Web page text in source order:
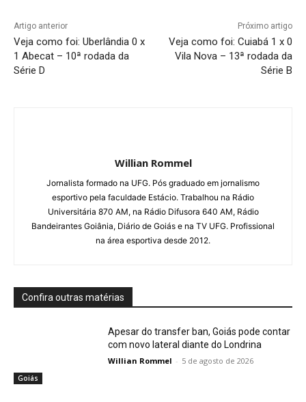
Artigo anterior
Veja como foi: Uberlândia 0 x
1 Abecat – 10ª rodada da
Série D
Próximo artigo
Veja como foi: Cuiabá 1 x 0
Vila Nova – 13ª rodada da
Série B
Willian Rommel
Jornalista formado na UFG. Pós graduado em jornalismo
esportivo pela faculdade Estácio. Trabalhou na Rádio
Universitária 870 AM, na Rádio Difusora 640 AM, Rádio
Bandeirantes Goiânia, Diário de Goiás e na TV UFG. Profissional
na área esportiva desde 2012.
Confira outras matérias
Goiás
Apesar do transfer ban, Goiás pode contar
com novo lateral diante do Londrina
Willian Rommel - 5 de agosto de 2026